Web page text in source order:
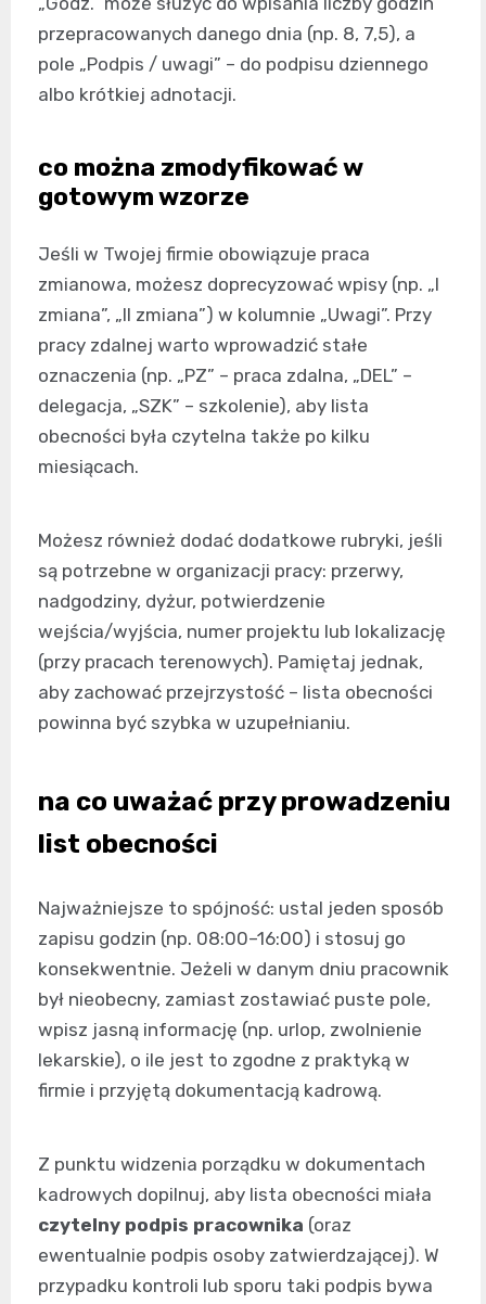
przepracowanych danego dnia (np. 8, 7,5), a
pole „Podpis / uwagi” – do podpisu dziennego
albo krótkiej adnotacji.
co można zmodyfikować w
gotowym wzorze
Jeśli w Twojej firmie obowiązuje praca
zmianowa, możesz doprecyzować wpisy (np. „I
zmiana”, „II zmiana”) w kolumnie „Uwagi”. Przy
pracy zdalnej warto wprowadzić stałe
oznaczenia (np. „PZ” – praca zdalna, „DEL” –
delegacja, „SZK” – szkolenie), aby lista
obecności była czytelna także po kilku
miesiącach.
Możesz również dodać dodatkowe rubryki, jeśli
są potrzebne w organizacji pracy: przerwy,
nadgodziny, dyżur, potwierdzenie
wejścia/wyjścia, numer projektu lub lokalizację
(przy pracach terenowych). Pamiętaj jednak,
aby zachować przejrzystość – lista obecności
powinna być szybka w uzupełnianiu.
na co uważać przy prowadzeniu
list obecności
Najważniejsze to spójność: ustal jeden sposób
zapisu godzin (np. 08:00–16:00) i stosuj go
konsekwentnie. Jeżeli w danym dniu pracownik
był nieobecny, zamiast zostawiać puste pole,
wpisz jasną informację (np. urlop, zwolnienie
lekarskie), o ile jest to zgodne z praktyką w
firmie i przyjętą dokumentacją kadrową.
Z punktu widzenia porządku w dokumentach
kadrowych dopilnuj, aby lista obecności miała
czytelny podpis pracownika (oraz
ewentualnie podpis osoby zatwierdzającej). W
przypadku kontroli lub sporu taki podpis bywa